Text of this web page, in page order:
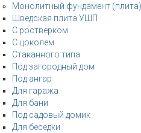
Монолитный фундамент (плита)
Шведская плита УШП
С ростверком
С цоколем
Стаканного типа
Под загородный дом
Под ангар
Для гаража
Для бани
Под садовый домик
Для беседки